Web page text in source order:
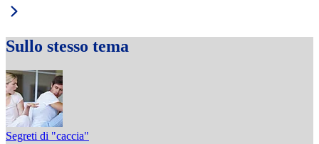
Sullo stesso tema
Segreti di "caccia"